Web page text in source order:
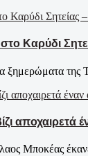
Καρύδι
της
αποχαιρετά
Μποκέας